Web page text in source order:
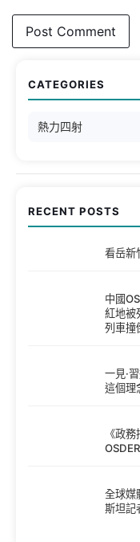
CATEGORIES
熱力四射
RECENT POSTS
看岳新
中國
紅地被
列車撞
一見·
這個理
《政
全球媒
斯坦記